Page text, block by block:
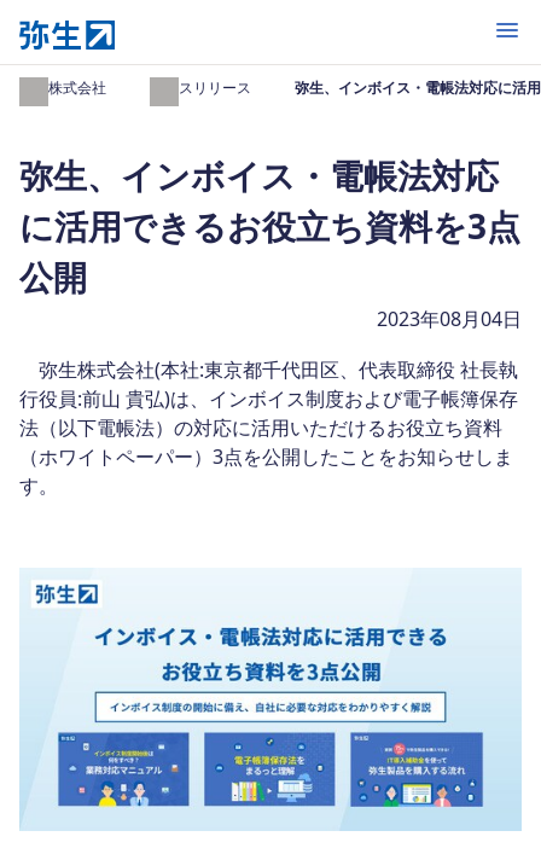
開く
弥生株式会社 プレスリリース 弥生、インボイス・電帳法対応に活
弥生、インボイス・電帳法対応
に活用できるお役立ち資料を3点
公開
2023年08月04日
弥生株式会社(本社:東京都千代田区、代表取締役 社長執
行役員:前山 貴弘)は、インボイス制度および電子帳簿保存
法（以下電帳法）の対応に活用いただけるお役立ち資料
（ホワイトペーパー）3点を公開したことをお知らせしま
す。